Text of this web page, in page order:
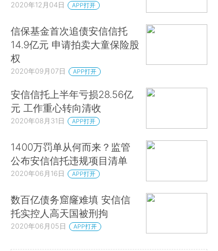
2020年12月04日 APP打开
信保基金首次追债安信信托
14.9亿元 申请拍卖大童保险股
权
2020年09月07日 APP打开
安信信托上半年亏损28.56亿
元 工作重心转向清收
2020年08月31日 APP打开
1400万罚单从何而来？监管
公布安信信托违规项目清单
2020年06月16日 APP打开
数百亿债务窟窿难填 安信信
托实控人高天国被刑拘
2020年06月05日 APP打开